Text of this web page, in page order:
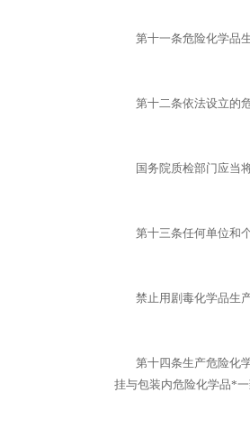
第十一条危险化学品生
第十二条依法设立的危
国务院质检部门应当将
第十三条任何单位和个
禁止用剧毒化学品生产
第十四条生产危险化学
挂与包装内危险化学品*